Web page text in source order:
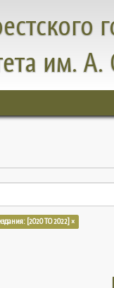
им.
[2020 TO 2022] ×